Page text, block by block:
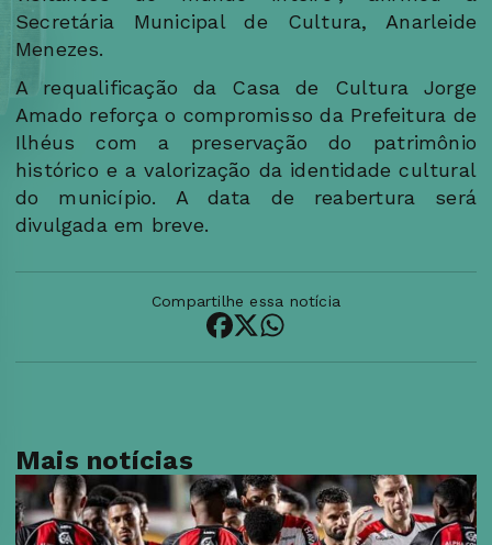
Secretária Municipal de Cultura, Anarleide
Menezes.
A requalificação da Casa de Cultura Jorge
Amado reforça o compromisso da Prefeitura de
Ilhéus com a preservação do patrimônio
histórico e a valorização da identidade cultural
do município. A data de reabertura será
divulgada em breve.
Compartilhe essa notícia
Mais notícias